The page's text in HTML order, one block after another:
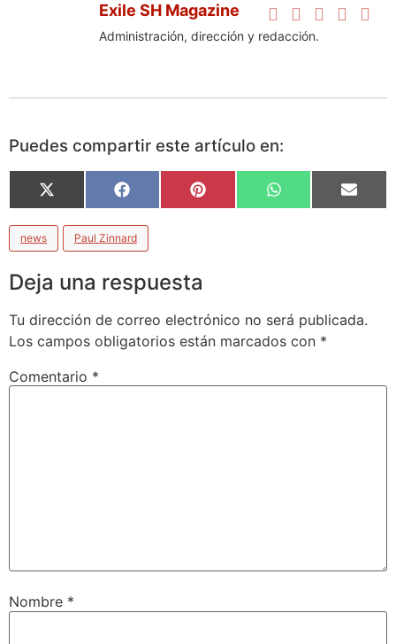
Exile SH Magazine
Administración, dirección y redacción.
Puedes compartir este artículo en:
X
(Twitter)
Facebook Pinterest WhatsApp Email
news Paul Zinnard
Deja una respuesta
Tu dirección de correo electrónico no será publicada.
Los campos obligatorios están marcados con *
Comentario *
Nombre *